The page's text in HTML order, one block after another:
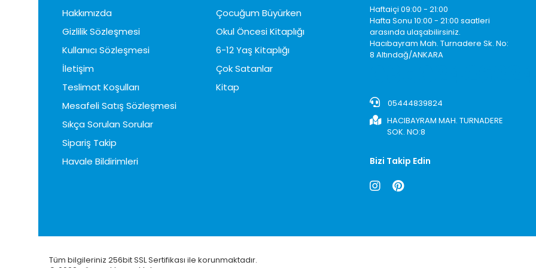
Hakkımızda
Gizlilik Sözleşmesi
Kullanıcı Sözleşmesi
İletişim
Teslimat Koşulları
Mesafeli Satış Sözleşmesi
Sıkça Sorulan Sorular
Sipariş Takip
Havale Bildirimleri
Çocuğum Büyürken
Okul Öncesi Kitaplığı
6-12 Yaş Kitaplığı
Çok Satanlar
Kitap
Haftaiçi 09:00 - 21:00
Hafta Sonu 10:00 - 21:00 saatleri
arasında ulaşabilirsiniz.
Hacıbayram Mah. Turnadere Sk. No:
8 Altındağ/ANKARA
05444839824
HACIBAYRAM MAH. TURNADERE
SOK. NO:8
Bizi Takip Edin
Tüm bilgileriniz 256bit SSL Sertifikası ile korunmaktadır.